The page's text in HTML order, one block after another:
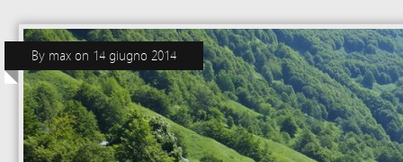
By max on 14 giugno 2014